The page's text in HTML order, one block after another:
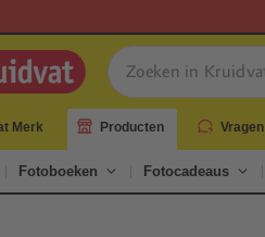
Merk Producten Vragen
Fotoboeken Fotocadeaus